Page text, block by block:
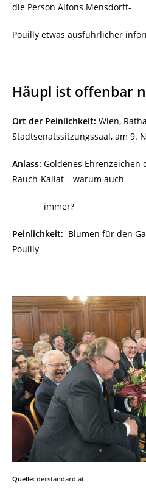
die Person Alfons Mensdorff-
Pouilly etwas ausführlicher
Häupl ist offenbar
Ort der Peinlichkeit: Wien,
Stadtsenatssitzungssaal, am 9.
Anlass: Goldenes Ehrenzeichen
Rauch-Kallat – warum auch
immer?
Peinlichkeit: Blumen für den
Pouilly
Quelle: derstandard.at